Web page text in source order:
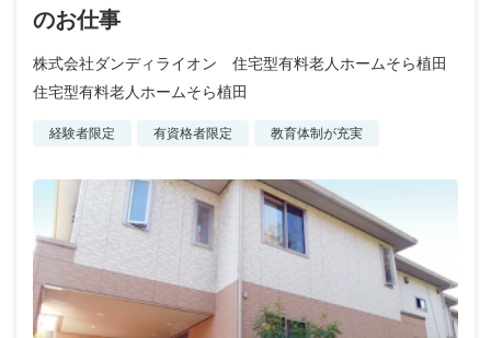
のお仕事
株式会社ダンディライオン 住宅型有料老人ホームそら植田
住宅型有料老人ホームそら植田
経験者限定 有資格者限定 教育体制が充実